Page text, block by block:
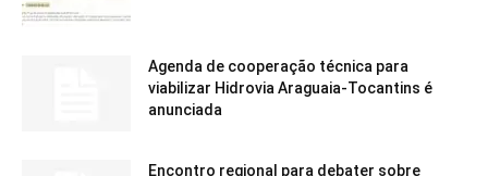
Agenda de cooperação técnica para
viabilizar Hidrovia Araguaia-Tocantins é
anunciada
Encontro regional para debater sobre